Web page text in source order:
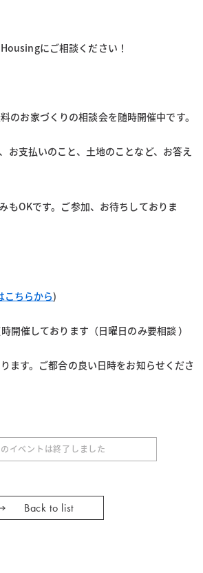
にご相談ください！
のお家づくりの相談会を随時開催中です。
お支払いのこと、土地のことなど、お答え
もOKです。ご参加、お待ちしておりま
こちらから)
開催しております（日曜日のみ要相談 ）
ます。ご都合の良い日時をお知らせくださ
Back to list
のイベントは終了しました